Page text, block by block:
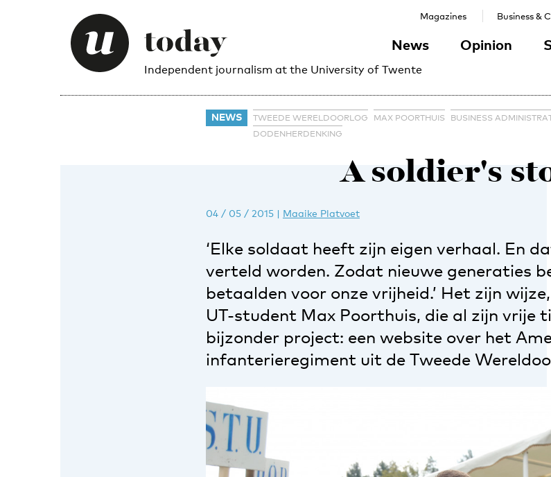
Independent journalism at the University of Twente
News Opinion
Magazines Business &
NEWS TWEEDE WERELDOORLOG MAX POORTHUIS BUSINESS
DODENHERDENKING
A soldier's
04 / 05 / 2015 | Maaike Platvoet
‘Elke soldaat heeft zijn eigen verhaal. En
verteld worden. Zodat nieuwe generaties
betaalden voor onze vrijheid.’ Het zijn
UT-student Max Poorthuis, die al zijn vrije
bijzonder project: een website over het
infanterieregiment uit de Tweede